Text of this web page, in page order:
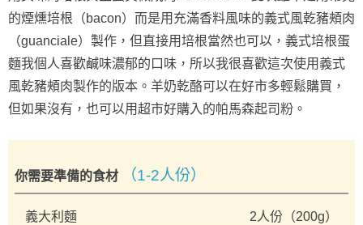
的煙燻培根（bacon）而是用充滿香料風味的義式風乾豬頰肉
（guanciale）製作，但直接用培根當然也可以，義式培根蛋
麵我個人喜歡鹹味濃郁的口味，所以我很喜歡這次使用義式
風乾豬頰肉製作的版本。羊奶乾酪可以在好市多輕鬆購買，
但如果沒有，也可以用超市好購入的帕馬森起司粉。
你需要準備的食材 （1-2人份）
義大利麵 2人份（200g）